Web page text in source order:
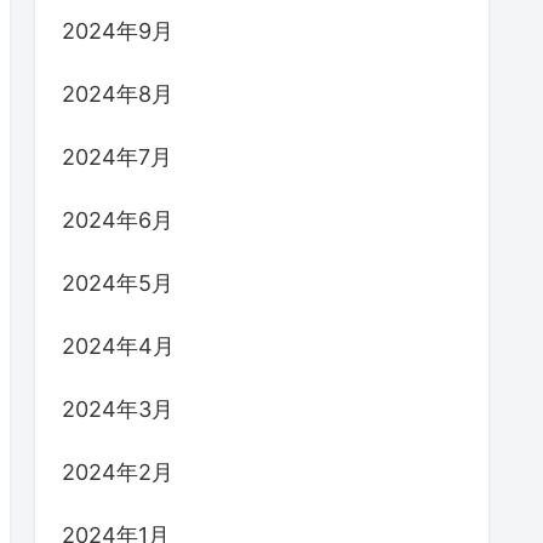
2024年9月
2024年8月
2024年7月
2024年6月
2024年5月
2024年4月
2024年3月
2024年2月
2024年1月